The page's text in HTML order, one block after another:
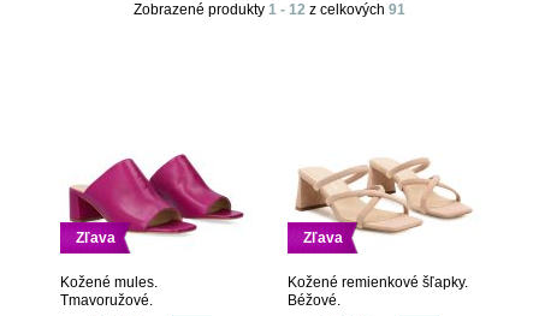
Zobrazené produkty 1 - 12 z celkových 91
Zľava
Kožené mules.
Tmavoružové.
Zľava
Kožené remienkové šľapky.
Béžové.